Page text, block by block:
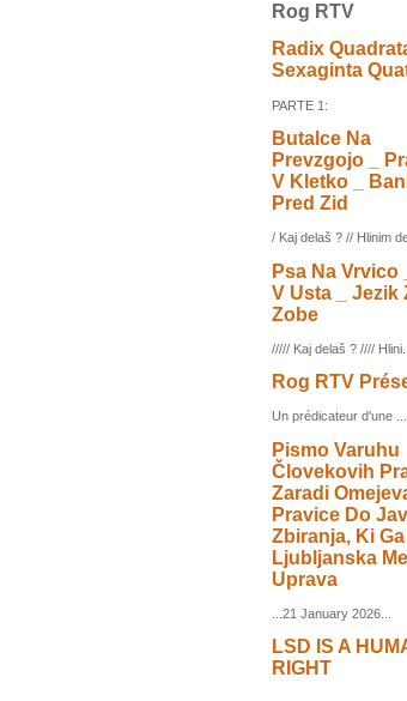
Rog RTV
Radix
Sexaginta
PARTE 1:
Butalce Na
Prevzgojo _
V Kletko _
Pred Zid
/ Kaj delaš ? // Hlinim
Psa Na Vrvico
V Usta _ Jezik
Zobe
///// Kaj delaš ? //// Hlini...
Rog RTV
Un prédicateur d'une ...
Pismo Varuhu
Človekovih
Zaradi
Pravice Do
Zbiranja, Ki
Ljubljanska
Uprava
...21 January 2026...
LSD IS A
RIGHT